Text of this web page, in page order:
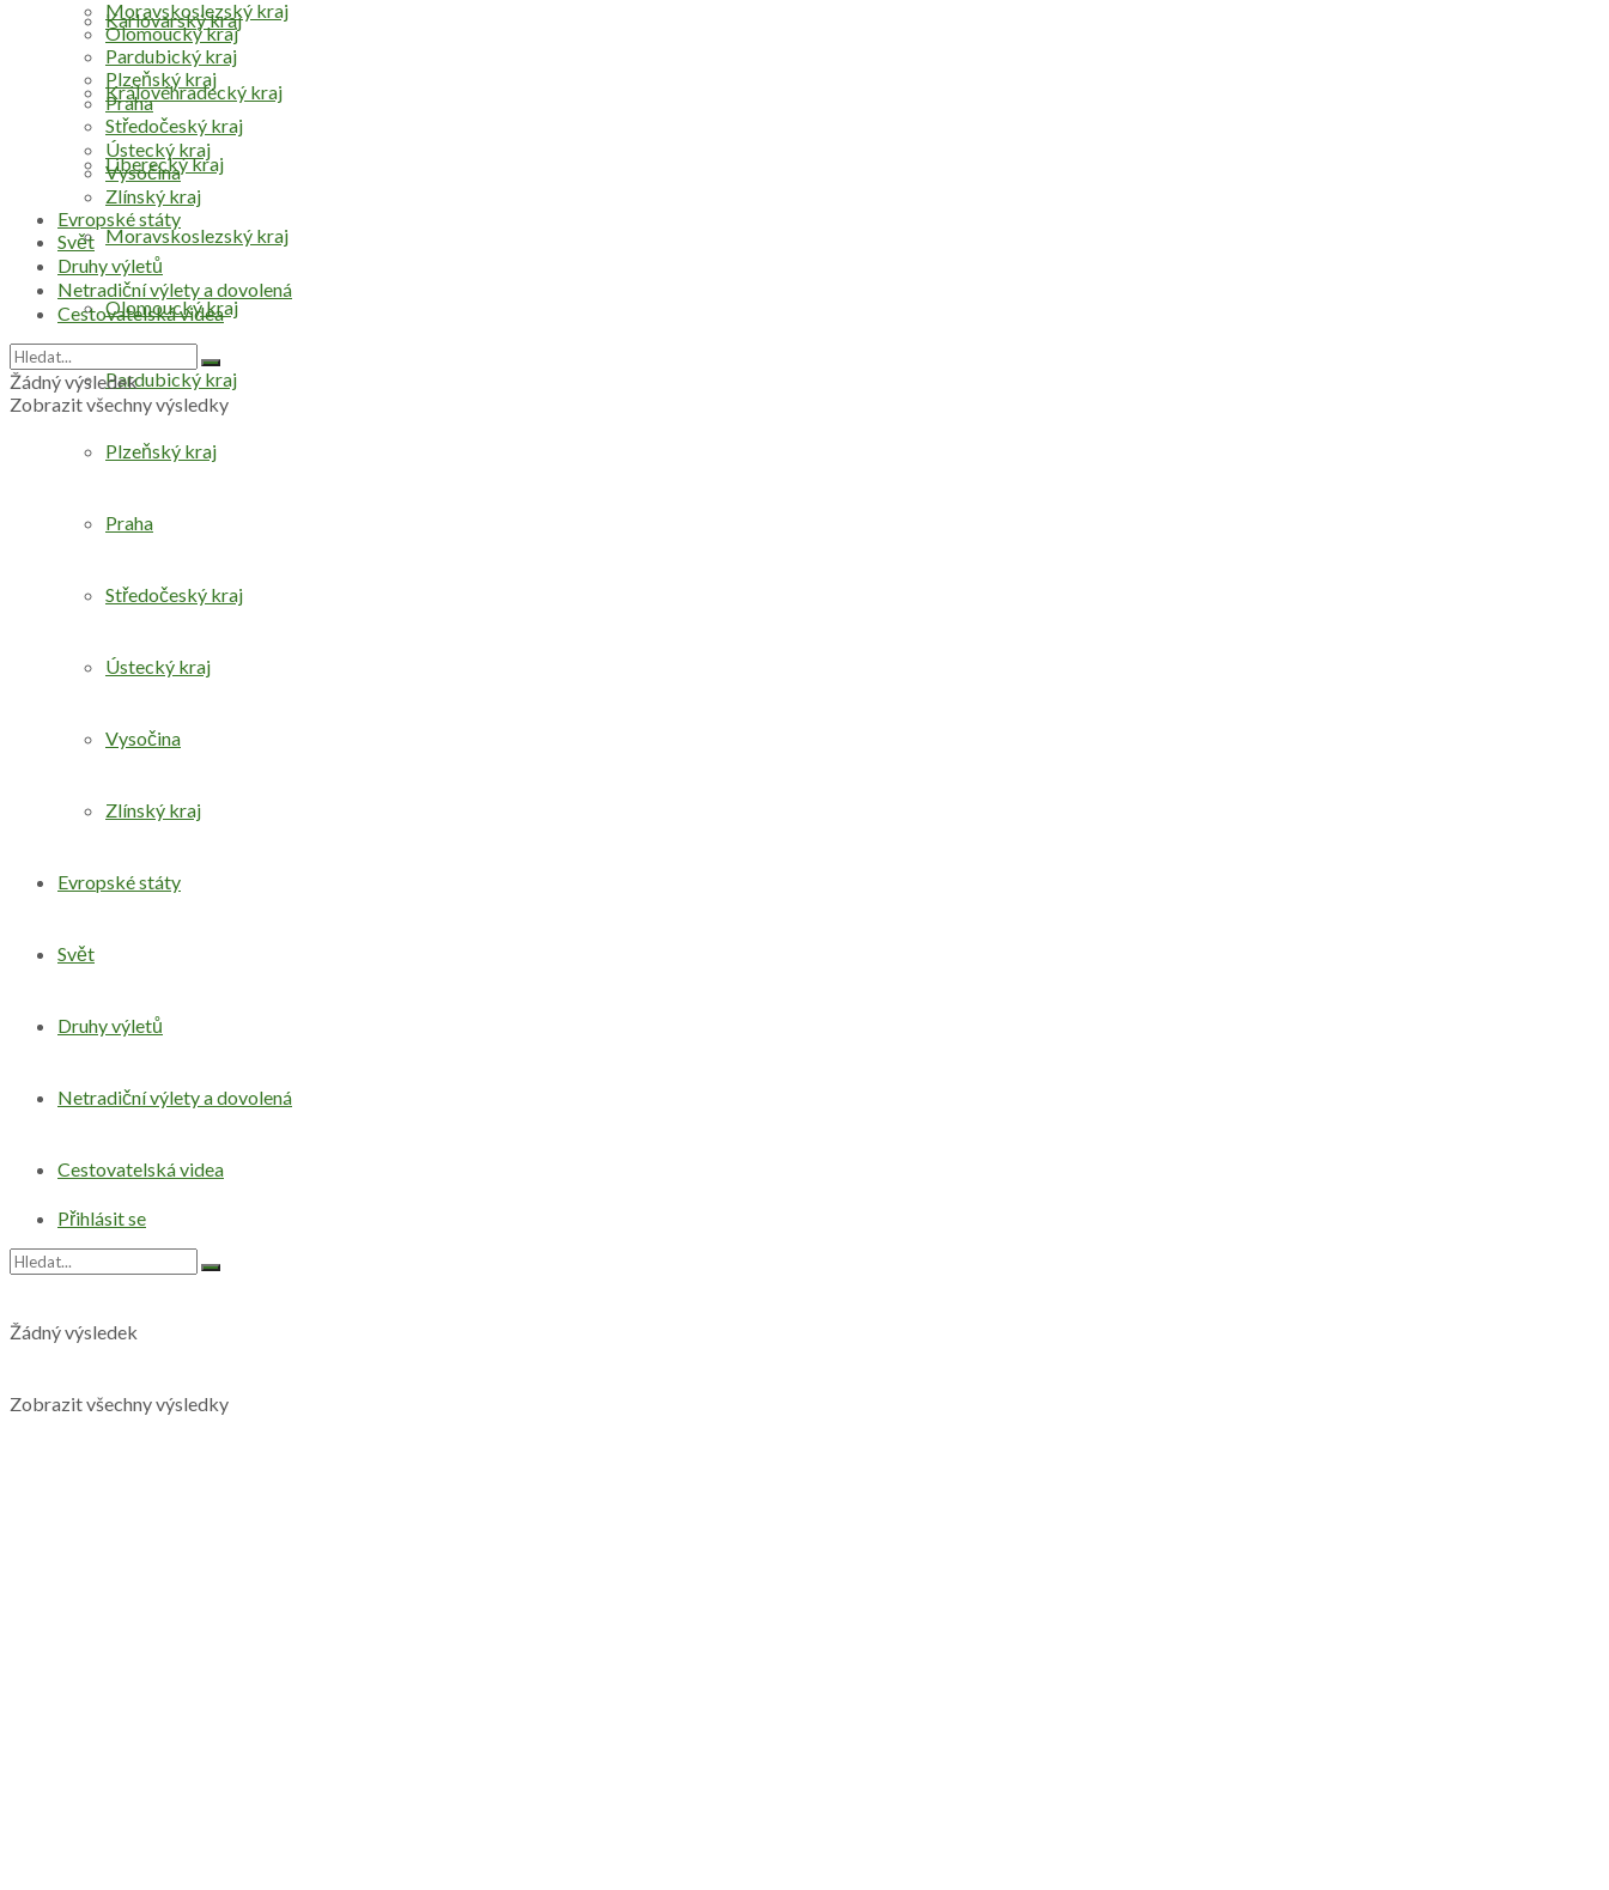
Přihlásit se
Karlovarský kraj
Královéhradecký kraj
Liberecký kraj
Moravskoslezský kraj
Olomoucký kraj
Pardubický kraj
Plzeňský kraj
Praha
Středočeský kraj
Ústecký kraj
Vysočina
Zlínský kraj
Evropské státy
Svět
Druhy výletů
Netradiční výlety a dovolená
Cestovatelská videa
Žádný výsledek
Zobrazit všechny výsledky
Moravskoslezský kraj
Olomoucký kraj
Pardubický kraj
Plzeňský kraj
Praha
Středočeský kraj
Ústecký kraj
Vysočina
Zlínský kraj
Evropské státy
Svět
Druhy výletů
Netradiční výlety a dovolená
Cestovatelská videa
Žádný výsledek
Zobrazit všechny výsledky